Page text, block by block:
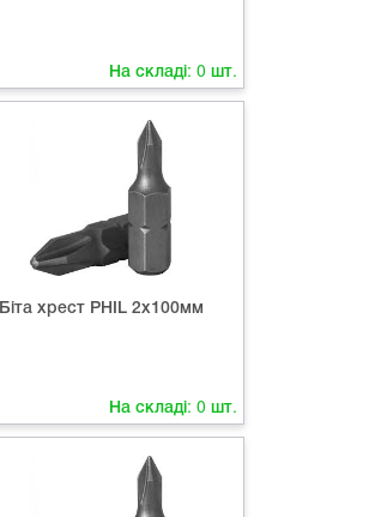
На складі: 0 шт.
Біта хрест РНIL 2х100мм
На складі: 0 шт.